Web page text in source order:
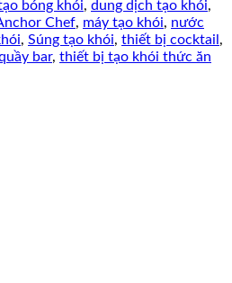
bóng khói, dung dịch tạo khói,
Chef, máy tạo khói, nước
, Súng tạo khói, thiết bị cocktail ,
bar, thiết bị tạo khói thức ăn